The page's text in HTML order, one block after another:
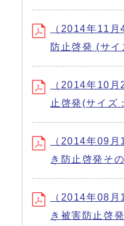
（2014年11
防止啓発 (サ
（2014年10
止啓発(サイズ
（2014年09月
き防止啓発そ
（2014年08月
き被害防止啓